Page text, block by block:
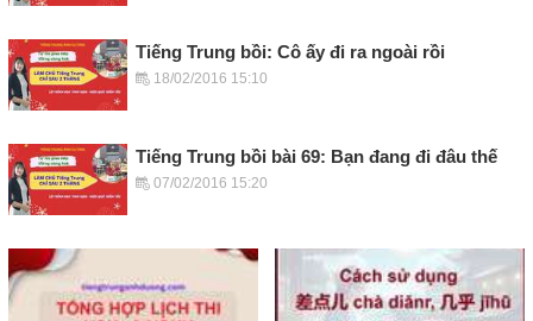
Tiếng Trung bồi: Cô ấy đi ra ngoài rồi
18/02/2016 15:10
Tiếng Trung bồi bài 69: Bạn đang đi đâu thế
07/02/2016 15:20